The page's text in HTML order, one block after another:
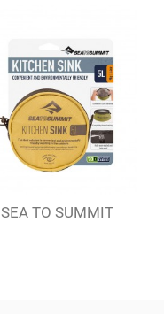
SEA TO SUMMIT